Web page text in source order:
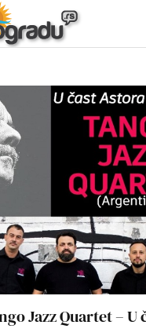
Jazz Quartet – U